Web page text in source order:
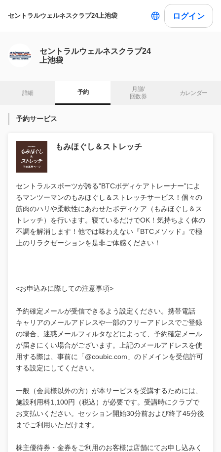
セントラルウェルネスクラブ24上池袋 ログイン
セントラルウェルネスクラブ24
上池袋
詳細 予約
月謝/
回数券
カレンダー
予約サービス
もみほぐし＆ストレッチ
セントラルスポーツが誇る”BTCボディケアトレーナー”によ
るマンツーマンのもみほぐし＆ストレッチサービス！個々の
筋肉のハリや柔軟性にあわせたボディケア（もみほぐし＆ス
トレッチ）を行います。寝ているだけでOK！気持ちよく体の
不調を解消します！他では味わえない『BTCメソッド』で極
上のリラクゼーションを是非ご体感ください！
<お申込みに際しての注意事項>
予約確定メールが受信できるよう設定ください。携帯電話
キャリアのメールアドレスや一部のフリーアドレスでご登録
の場合、迷惑メールフィルタなどによって、予約確定メール
が届きにくい場合がございます。上記のメールアドレスを使
用する際は、事前に「@coubic.com」のドメインを受信許可
する設定にしてください。
一般（会員様以外の方）が本サービスを受講するためには、
施設利用料1,100円（税込）が必要です。受講時にクラブで
お支払いください。セッション開始30分前および終了45分後
までご利用いただけます。
株主優待券・金券をご利用のお客様は店舗にてお申し込みく